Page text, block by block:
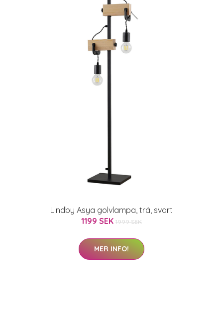
Lindby Asya golvlampa, trä, svart
1199 SEK 1999 SEK
MER INFO!